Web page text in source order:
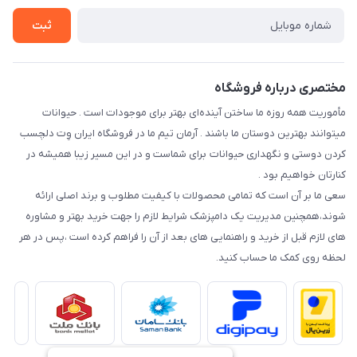
شرایط ارسال رایگان
ثبت
مختصری درباره فروشگاه
مأموریت همه روزه ما ساختن آینده‌ای بهتر برای موجودات است . حیوانات
میتوانند بهترین دوستان ما باشند . آرمان تیم ما در فروشگاه ایران وِت دلچسب
کردن دوستی و نگهداری حیوانات برای شماست و در این مسیر زیبا همیشه در
کنارتان خواهیم بود .
سعی ما بر آن است که تمامی محصولات با کیفیت مطلوب و برند اصلی ارائه
شوند،همچنین مدیریت یک دامپزشک شرایط لازم را جهت خرید بهتر و مشاوره
های لازم قبل از خرید و راهنمایی های بعد از آن را فراهم کرده است ،پس در هر
لحظه روی کمک ما حساب کنید.